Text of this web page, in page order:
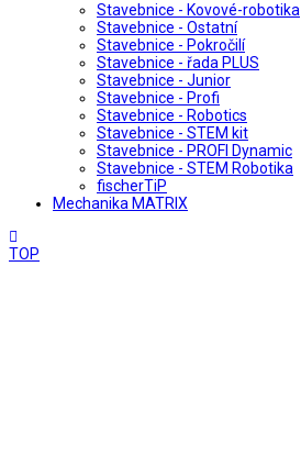
Stavebnice - Kovové-robotika
Stavebnice - Ostatní
Stavebnice - Pokročilí
Stavebnice - řada PLUS
Stavebnice - Junior
Stavebnice - Profi
Stavebnice - Robotics
Stavebnice - STEM kit
Stavebnice - PROFI Dynamic
Stavebnice - STEM Robotika
fischerTiP
Mechanika MATRIX
TOP